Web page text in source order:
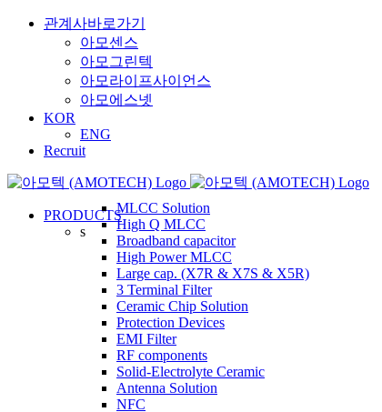
Skip
관계사바로가기
아모센스
아모그린텍
아모라이프사이언스
아모에스넷
KOR
ENG
Recruit
PRODUCTS
s
MLCC Solution
High Q MLCC
Broadband capacitor
High Power MLCC
Large cap. (X7R & X7S & X5R)
3 Terminal Filter
Ceramic Chip Solution
Protection Devices
EMI Filter
RF components
Solid-Electrolyte Ceramic
Antenna Solution
NFC